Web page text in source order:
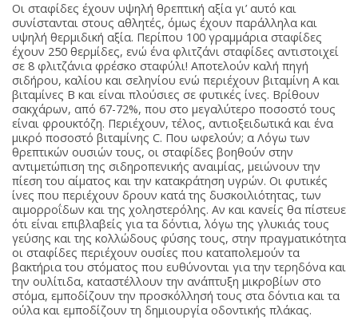
Οι σταφίδες έχουν υψηλή θρεπτική αξία γι’ αυτό και
συνίστανται στους αθλητές, όμως έχουν παράλληλα και
υψηλή θερμιδική αξία. Περίπου 100 γραμμάρια σταφίδες
έχουν 250 θερμίδες, ενώ ένα φλιτζάνι σταφίδες αντιστοιχεί
σε 8 φλιτζάνια φρέσκο σταφύλι! Αποτελούν καλή πηγή
σιδήρου, καλίου και σεληνίου ενώ περιέχουν βιταμίνη Α και
βιταμίνες Β και είναι πλούσιες σε φυτικές ίνες. Βρίθουν
σακχάρων, από 67-72%, που στο μεγαλύτερο ποσοστό τους
είναι φρουκτόζη. Περιέχουν, τέλος, αντιοξειδωτικά και ένα
μικρό ποσοστό βιταμίνης C. Που ωφελούν; α Λόγω των
θρεπτικών ουσιών τους, οι σταφίδες βοηθούν στην
αντιμετώπιση της σιδηροπενικής αναιμίας, μειώνουν την
πίεση του αίματος και την κατακράτηση υγρών. Οι φυτικές
ίνες που περιέχουν δρουν κατά της δυσκοιλιότητας, των
αιμορροΐδων και της χοληστερόλης. Αν και κανείς θα πίστευε
ότι είναι επιβλαβείς για τα δόντια, λόγω της γλυκιάς τους
γεύσης και της κολλώδους φύσης τους, στην πραγματικότητα
οι σταφίδες περιέχουν ουσίες που καταπολεμούν τα
βακτήρια του στόματος που ευθύνονται για την τερηδόνα και
την ουλίτιδα, καταστέλλουν την ανάπτυξη μικροβίων στο
στόμα, εμποδίζουν την προσκόλλησή τους στα δόντια και τα
ούλα και εμποδίζουν τη δημιουργία οδοντικής πλάκας.